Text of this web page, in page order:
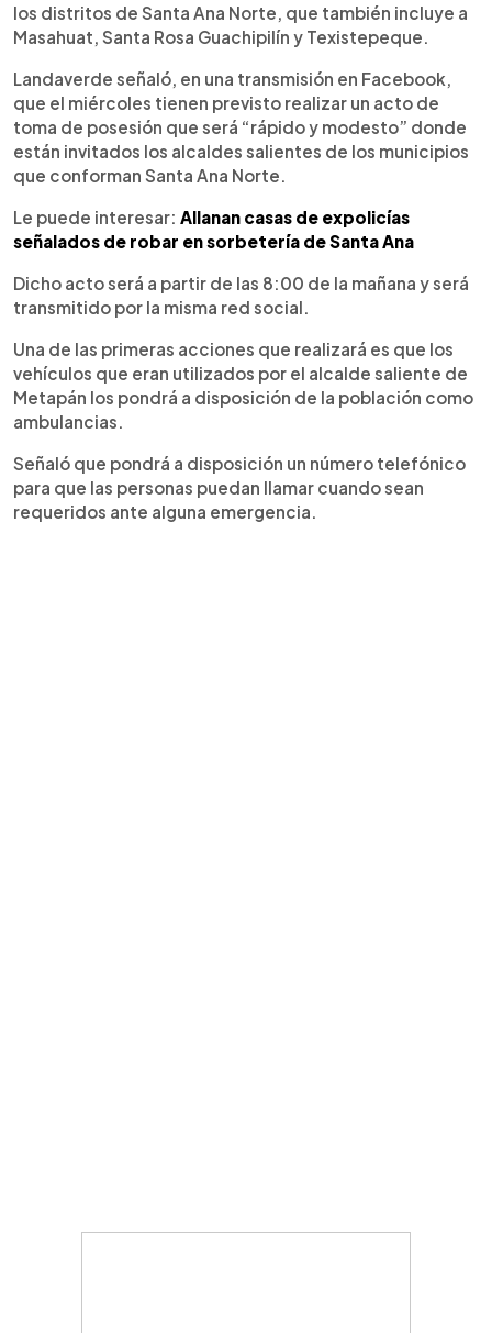
los distritos de Santa Ana Norte, que también incluye a
Masahuat, Santa Rosa Guachipilín y Texistepeque.
Landaverde señaló, en una transmisión en Facebook,
que el miércoles tienen previsto realizar un acto de
toma de posesión que será “rápido y modesto” donde
están invitados los alcaldes salientes de los municipios
que conforman Santa Ana Norte.
Le puede interesar: Allanan casas de expolicías
señalados de robar en sorbetería de Santa Ana
Dicho acto será a partir de las 8:00 de la mañana y será
transmitido por la misma red social.
Una de las primeras acciones que realizará es que los
vehículos que eran utilizados por el alcalde saliente de
Metapán los pondrá a disposición de la población como
ambulancias.
Señaló que pondrá a disposición un número telefónico
para que las personas puedan llamar cuando sean
requeridos ante alguna emergencia.